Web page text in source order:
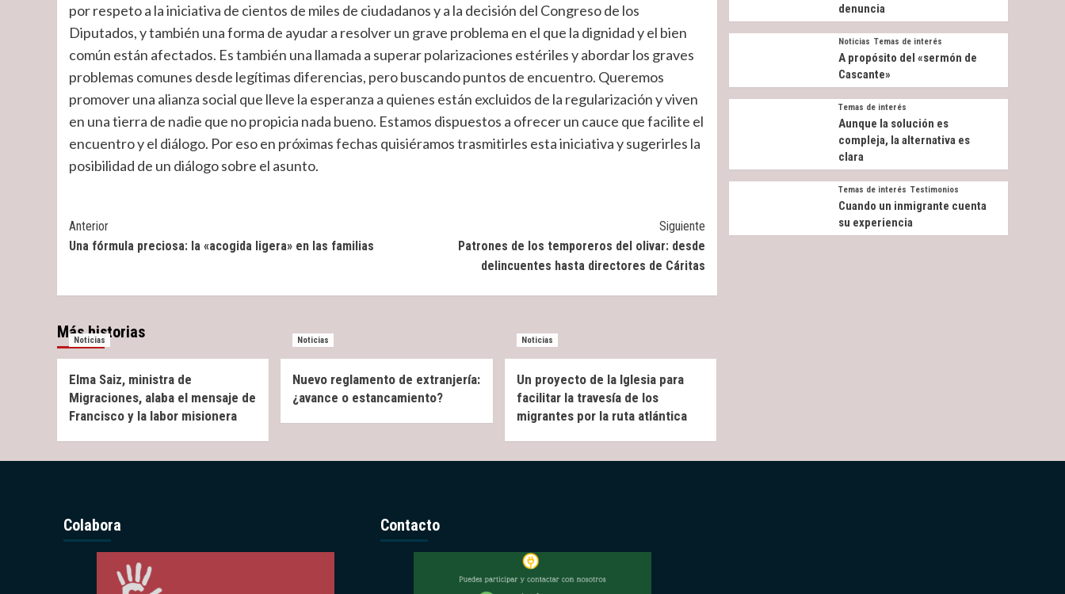
por respeto a la iniciativa de cientos de miles de ciudadanos y a la decisión del Congreso de los
Diputados, y también una forma de ayudar a resolver un grave problema en el que la dignidad y el bien
común están afectados. Es también una llamada a superar polarizaciones estériles y abordar los graves
problemas comunes desde legítimas diferencias, pero buscando puntos de encuentro. Queremos
promover una alianza social que lleve la esperanza a quienes están excluidos de la regularización y viven
en una tierra de nadie que no propicia nada bueno. Estamos dispuestos a ofrecer un cauce que facilite el
encuentro y el diálogo. Por eso en próximas fechas quisiéramos trasmitirles esta iniciativa y sugerirles la
posibilidad de un diálogo sobre el asunto.
Post
Navigation
Anterior
Una fórmula preciosa: la «acogida ligera» en las familias
Siguiente
Patrones de los temporeros del olivar: desde
delincuentes hasta directores de Cáritas
Más historias
Noticias
Elma Saiz, ministra de
Migraciones, alaba el mensaje de
Francisco y la labor misionera
Noticias
Nuevo reglamento de extranjería:
¿avance o estancamiento?
Noticias
Un proyecto de la Iglesia para
facilitar la travesía de los
migrantes por la ruta atlántica
denuncia
Noticias Temas de interés
A propósito del «sermón de
Cascante»
Temas de interés
Aunque la solución es
compleja, la alternativa es
clara
Temas de interés Testimonios
Cuando un inmigrante cuenta
su experiencia
Colabora Contacto